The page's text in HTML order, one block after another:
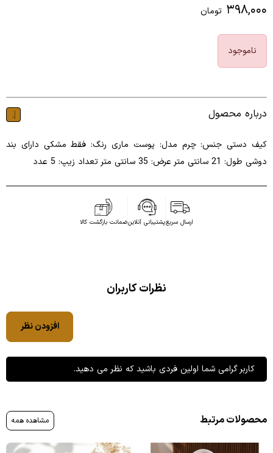
۳۹۸,۰۰۰ تومان
ناموجود
درباره محصول
کیف دستی جنس: چرم مدل: پوست ماری رنگ: فقط مشکی دارای بند
دوشی طول: 21 سانتی متر عرض: 35 سانتی متر تعداد زیپ: 5 عدد
ارسال سریعپشتیبانی آنلاینضمانت بازگشت کالا
نظرات کاربران
افزودن نظر
کاربر گرامی شما اولین فردی باشید که نظر می دهید.
محصولات مرتبط مشاهده همه